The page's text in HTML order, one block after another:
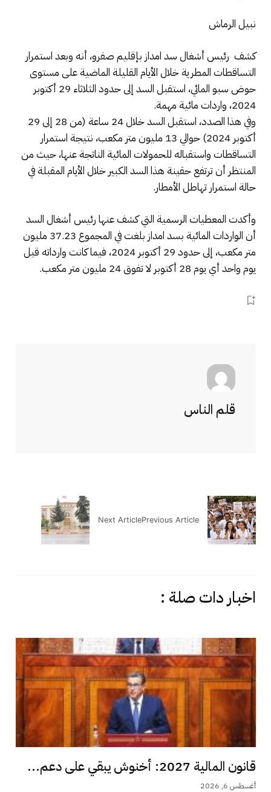
نبيل الرماش
كشف رئيس أشغال سد امداز بإقليم صفرو، أنه وبعد استمرار
التساقطات المطرية خلال الأيام القليلة الماضية على مستوى
حوض سبو المائي، استقبل السد إلى حدود الثلاثاء 29 أكتوبر
2024، واردات مائية مهمة.
وفي هذا الصدد، استقبل السد خلال 24 ساعة (من 28 إلى 29
أكتوبر 2024) حوالي 13 مليون متر مكعب، نتيجة استمرار
التساقطات واستقباله للحمولات المائية الناتجة عنها، حيث من
المنتظر أن ترتفع حقينة هذا السد الكبير خلال الأيام المقبلة في
حالة استمرار تهاطل الأمطار.
وأكدت المعطيات الرسمية التي كشف عنها رئيس أشغال السد
أن الواردات المائية بسد امداز بلغت في المجموع 37.23 مليون
متر مكعب، إلى حدود 29 أكتوبر 2024، فيما كانت وارداته قبل
يوم واحد أي يوم 28 أكتوبر لا تفوق 24 مليون متر مكعب.
قلم الناس
Previous Article
Next Article
اخبار دات صلة :
قانون المالية 2027: أخنوش يبقي على دعم...
أغسطس 6, 2026